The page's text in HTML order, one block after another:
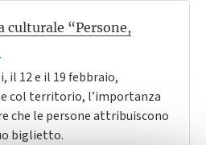
culturale “Persone,
il 12 e il 19 febbraio,
col territorio, l’importanza
che le persone attribuiscono
biglietto.